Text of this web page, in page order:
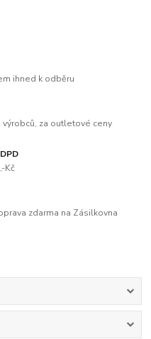
ihned k odběru
za outletové ceny
Kč
zdarma na Zásilkovna